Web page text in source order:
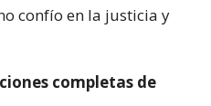
confío en la justicia y
completas de